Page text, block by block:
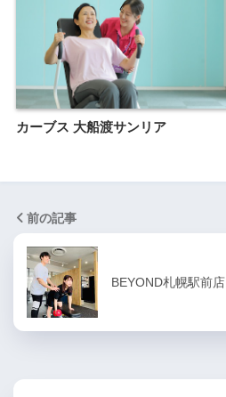
カーブス 大船渡サンリア
前の記事
BEYOND札幌駅前店